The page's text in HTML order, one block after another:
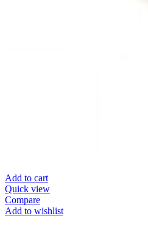
Add to cart
Quick view
Compare
Add to wishlist